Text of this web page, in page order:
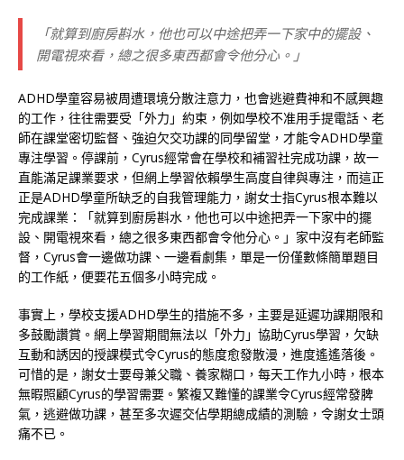
「就算到廚房斟水，他也可以中途把弄一下家中的擺設、
開電視來看，總之很多東西都會令他分心。」
ADHD學童容易被周遭環境分散注意力，也會逃避費神和不感興趣
的工作，往往需要受「外力」約束，例如學校不准用手提電話、老
師在課堂密切監督、強迫欠交功課的同學留堂，才能令ADHD學童
專注學習。停課前，Cyrus經常會在學校和補習社完成功課，故一
直能滿足課業要求，但網上學習依賴學生高度自律與專注，而這正
正是ADHD學童所缺乏的自我管理能力，謝女士指Cyrus根本難以
完成課業：「就算到廚房斟水，他也可以中途把弄一下家中的擺
設、開電視來看，總之很多東西都會令他分心。」家中沒有老師監
督，Cyrus會一邊做功課、一邊看劇集，單是一份僅數條簡單題目
的工作紙，便要花五個多小時完成。
事實上，學校支援ADHD學生的措施不多，主要是延遲功課期限和
多鼓勵讚賞。網上學習期間無法以「外力」協助Cyrus學習，欠缺
互動和誘因的授課模式令Cyrus的態度愈發散漫，進度遙遙落後。
可惜的是，謝女士要母兼父職、養家糊口，每天工作九小時，根本
無暇照顧Cyrus的學習需要。繁複又難懂的課業令Cyrus經常發脾
氣，逃避做功課，甚至多次遲交佔學期總成績的測驗，令謝女士頭
痛不已。